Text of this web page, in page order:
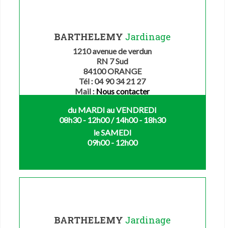
BARTHELEMY Jardinage
1210 avenue de verdun
RN 7 Sud
84100 ORANGE
Tél : 04 90 34 21 27
Mail : Nous contacter
du MARDI au VENDREDI
08h30 - 12h00 / 14h00 - 18h30
le SAMEDI
09h00 - 12h00
BARTHELEMY Jardinage